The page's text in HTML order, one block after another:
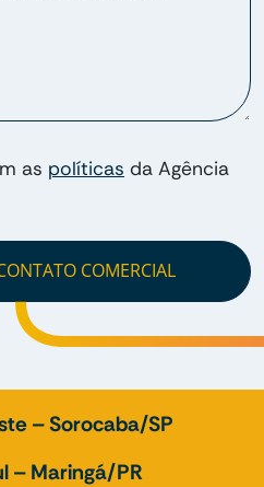
as políticas da Agência
COMERCIAL
– Sorocaba/SP
– Maringá/PR